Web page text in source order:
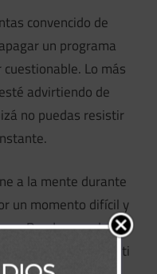
convencido de
un programa
Lo más
advirtiendo de
no puedas resistir
a la mente durante
un momento difícil y
Puede que el
a través de ti